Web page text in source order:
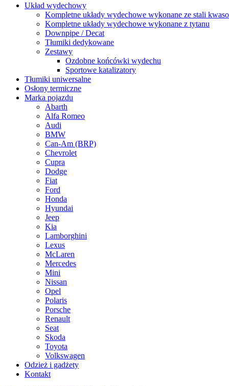
Układ wydechowy
Kompletne układy wydechowe wykonane ze stali
Kompletne układy wydechowe wykonane z tytanu
Downpipe / Decat
Tłumiki dedykowane
Zestawy
Ozdobne końcówki wydechu
Sportowe katalizatory
Tłumiki uniwersalne
Osłony termiczne
Marka pojazdu
Abarth
Alfa Romeo
Audi
BMW
Can-Am (BRP)
Chevrolet
Cupra
Dodge
Fiat
Ford
Honda
Hyundai
Jeep
Kia
Lamborghini
Lexus
McLaren
Mercedes
Mini
Nissan
Opel
Polaris
Porsche
Renault
Seat
Skoda
Toyota
Volkswagen
Odzież i gadżety
Kontakt